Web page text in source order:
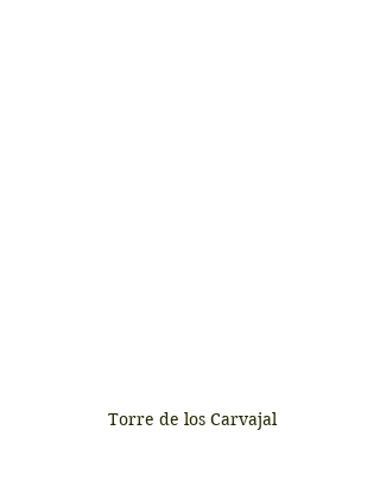
Torre de los Carvajal